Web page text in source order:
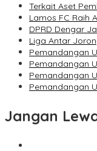
Terkait Aset
Lamos FC Raih
DPRD Dengar
Liga Antar
Pemandangan
Pemandangan
Pemandangan
Pemandangan
Jangan